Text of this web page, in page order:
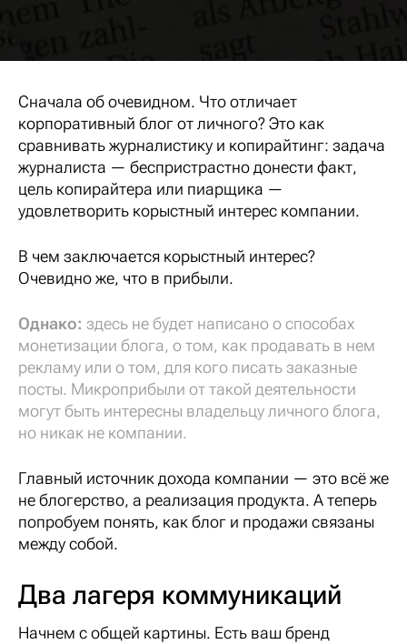
Сначала об очевидном. Что отличает
корпоративный блог от личного? Это как
сравнивать журналистику и копирайтинг: задача
журналиста — беспристрастно донести факт,
цель копирайтера или пиарщика —
удовлетворить корыстный интерес компании.
В чем заключается корыстный интерес?
Очевидно же, что в прибыли.
Однако: здесь не будет написано о способах
монетизации блога, о том, как продавать в нем
рекламу или о том, для кого писать заказные
посты. Микроприбыли от такой деятельности
могут быть интересны владельцу личного блога,
но никак не компании.
Главный источник дохода компании — это всё же
не блогерство, а реализация продукта. А теперь
попробуем понять, как блог и продажи связаны
между собой.
Два лагеря коммуникаций
Начнем с общей картины. Есть ваш бренд